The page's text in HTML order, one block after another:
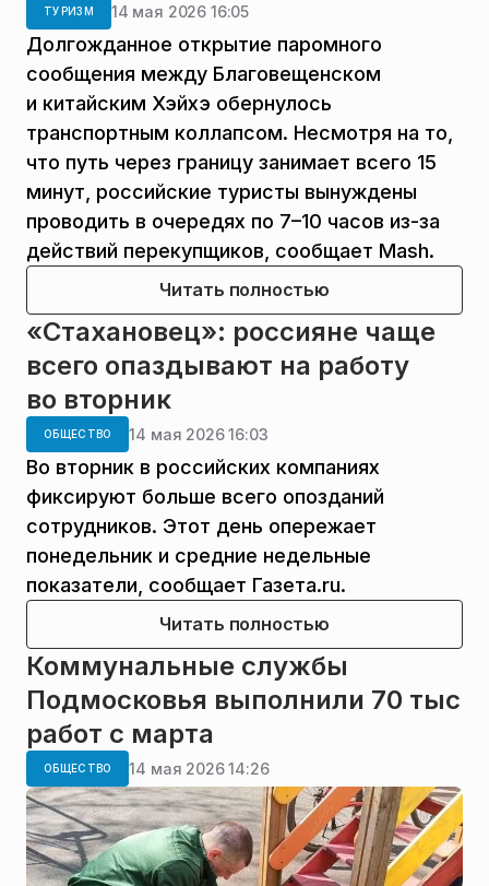
ТУРИЗМ 14 мая 2026 16:05
Долгожданное открытие паромного
сообщения между Благовещенском
и китайским Хэйхэ обернулось
транспортным коллапсом. Несмотря на то,
что путь через границу занимает всего 15
минут, российские туристы вынуждены
проводить в очередях по 7–10 часов из-за
действий перекупщиков, сообщает Mash.
Читать полностью
«Стахановец»: россияне чаще
всего опаздывают на работу
во вторник
ОБЩЕСТВО 14 мая 2026 16:03
Во вторник в российских компаниях
фиксируют больше всего опозданий
сотрудников. Этот день опережает
понедельник и средние недельные
показатели, сообщает Газета.ru.
Читать полностью
Коммунальные службы
Подмосковья выполнили 70 тыс
работ с марта
ОБЩЕСТВО 14 мая 2026 14:26